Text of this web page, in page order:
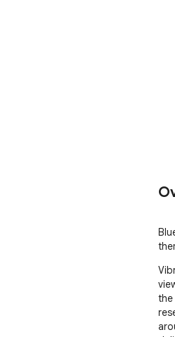
the